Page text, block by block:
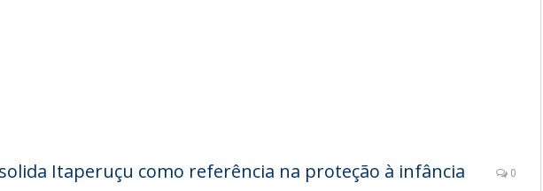
Itaperuçu como referência na proteção à infância 0